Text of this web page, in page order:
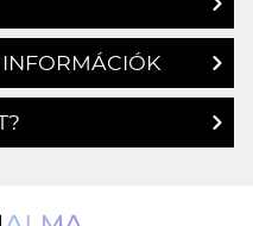
INFORMÁCIÓK